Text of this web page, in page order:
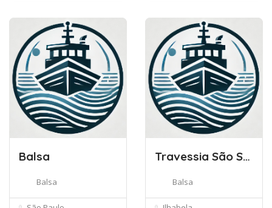
Balsa
Balsa
Travessia São Sebastião – Ilhabela
Balsa